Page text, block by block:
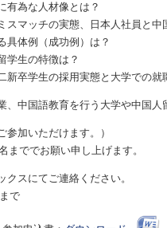
有為な人材像とは？
スマッチの実態、日本人社員と
具体例（成功例）は？
学生の特徴は？
新卒学生の採用実態と大学での就
、中国語教育を行う大学や中国
参加いただけます。）
ででお願い申し上げます。
クスにてご連絡ください。
で